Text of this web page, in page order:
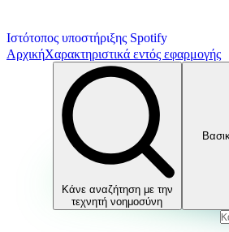
Ιστότοπος υποστήριξης Spotify
ΑρχικήΧαρακτηριστικά εντός εφαρμογής
Κάνε αναζήτηση με την
τεχνητή νοημοσύνη